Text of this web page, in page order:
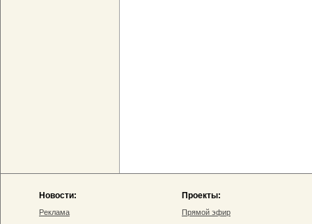
Новости:
Реклама
Проекты:
Прямой эфир